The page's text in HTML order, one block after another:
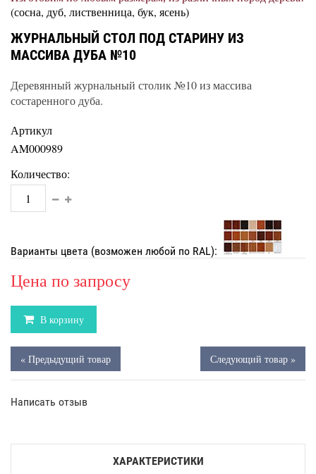
(сосна, дуб, лиственница, бук, ясень)
ЖУРНАЛЬНЫЙ СТОЛ ПОД СТАРИНУ ИЗ
МАССИВА ДУБА №10
Деревянный журнальный столик №10 из массива
состаренного дуба.
Артикул
AM000989
Количество:
Варианты цвета (возможен любой по RAL):
Цена по запросу
В корзину
« Предыдущий товар Следующий товар »
Написать отзыв
ХАРАКТЕРИСТИКИ